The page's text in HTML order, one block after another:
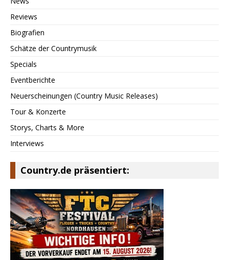
Reviews
Biografien
Schätze der Countrymusik
Specials
Eventberichte
Neuerscheinungen (Country Music Releases)
Tour & Konzerte
Storys, Charts & More
Interviews
Country.de präsentiert: